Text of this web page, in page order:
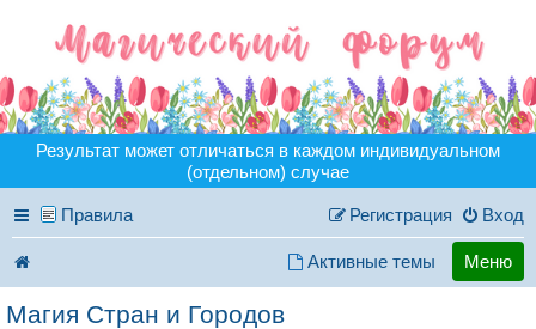
Результат может отличаться в каждом индивидуальном
(отдельном) случае
Правила Вход
Регистрация
Активные темы Меню
Магия Стран и Городов